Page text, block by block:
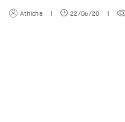
Athicha | 22/06/20 |